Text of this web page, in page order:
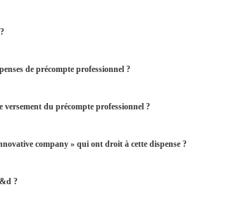
de précompte professionnel ?
du précompte professionnel ?
company » qui ont droit à cette dispense ?
?